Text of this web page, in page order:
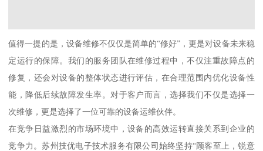
值得一提的是，设备维修不仅仅是简单的“修好”，更是对设备未来稳
定运行的保障。我们的服务团队在维修过程中，不仅注重故障点的
修复，还会对设备的整体状态进行评估，在合理范围内优化设备性
能，降低后续故障发生率。对于客户而言，选择我们不仅是选择一
次维修，更是选择了一位可靠的设备运维伙伴。
在竞争日益激烈的市场环境中，设备的高效运转直接关系到企业的
竞争力。苏州技优电子技术服务有限公司始终坚持“顾客至上，锐意